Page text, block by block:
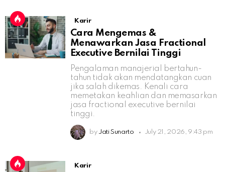
Karir
Cara Mengemas &
Menawarkan Jasa Fractional
Executive Bernilai Tinggi
Pengalaman manajerial bertahun-
tahun tidak akan mendatangkan cuan
jika salah dikemas. Kenali cara
memetakan keahlian dan memasarkan
jasa fractional executive bernilai
tinggi.
by Jati Sunarto July 21, 2026, 9:43 pm
Karir